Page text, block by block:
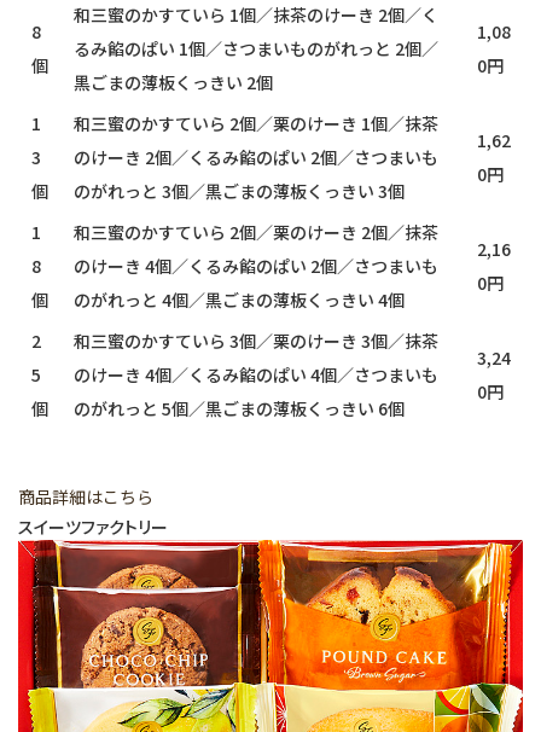
8
個
和三蜜のかすていら 1個／抹茶のけーき 2個／く
るみ餡のぱい 1個／さつまいものがれっと 2個／
黒ごまの薄板くっきい 2個
1,08
0円
1
3
個
和三蜜のかすていら 2個／栗のけーき 1個／抹茶
のけーき 2個／くるみ餡のぱい 2個／さつまいも
のがれっと 3個／黒ごまの薄板くっきい 3個
1,62
0円
1
8
個
和三蜜のかすていら 2個／栗のけーき 2個／抹茶
のけーき 4個／くるみ餡のぱい 2個／さつまいも
のがれっと 4個／黒ごまの薄板くっきい 4個
2,16
0円
2
5
個
和三蜜のかすていら 3個／栗のけーき 3個／抹茶
のけーき 4個／くるみ餡のぱい 4個／さつまいも
のがれっと 5個／黒ごまの薄板くっきい 6個
3,24
0円
商品詳細はこちら
スイーツファクトリー